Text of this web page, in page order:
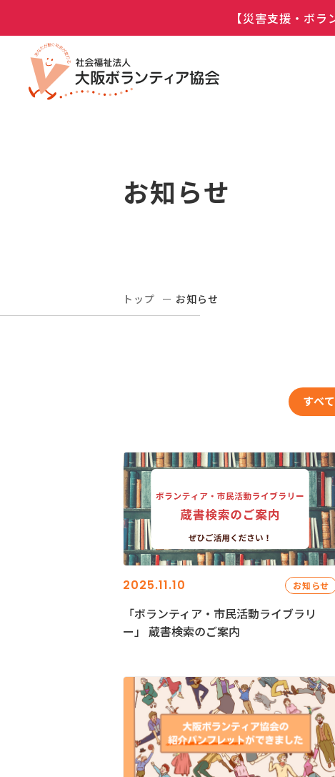
【災害支援・ボ
お知らせ
トップ お知らせ
すべて
2025.11.10 お知らせ
「ボランティア・市民活動ライブラリ
ー」 蔵書検索のご案内